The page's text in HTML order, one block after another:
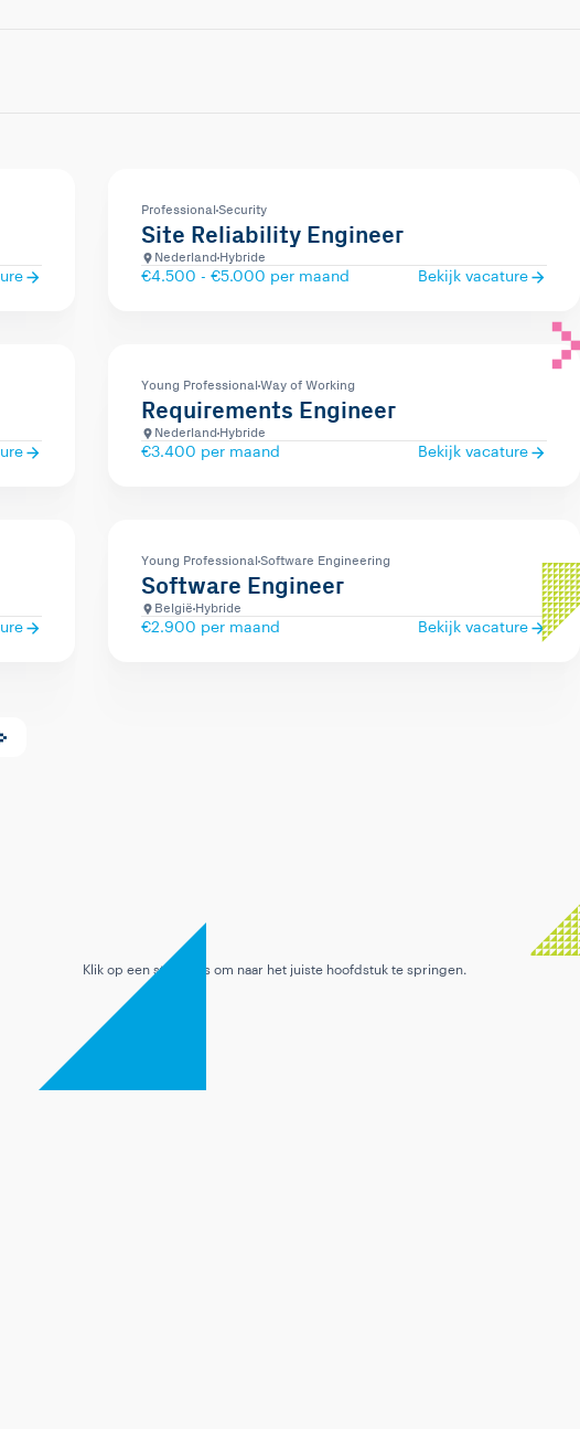
Professional Security
Site Reliability Engineer
Nederland Hybride
€4.500 - €5.000 per maand Bekijk vacature
Young Professional Way of Working
Requirements Engineer
Nederland Hybride
€3.400 per maand Bekijk vacature
Young Professional Software Engineering
Software Engineer
België Hybride
€2.900 per maand Bekijk vacature
Hoofdstuk 1 / 8
Klik op een stap links om naar het juiste hoofdstuk te springen.